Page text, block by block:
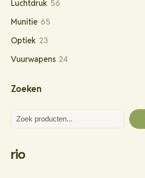
Luchtdruk 56
Munitie 65
Optiek 2323
Vuurwapens 24
Zoeken
Zoeken
rio